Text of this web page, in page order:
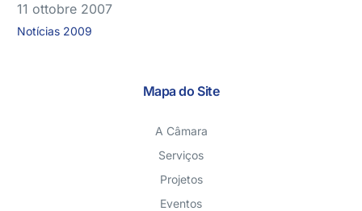
11 ottobre 2007
Notícias 2009
Mapa do Site
A Câmara
Serviços
Projetos
Eventos